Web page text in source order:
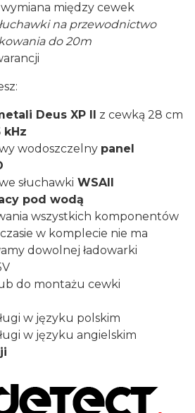
wymiana między cewek
na przewodnictwo
do 20m
Deus XP II z cewką 28 cm
kHz
wodoszczelny panel
słuchawki WSAII
pod wodą
wszystkich komponentów
w komplecie nie ma
dowolnej ładowarki
do montażu cewki
w języku polskim
w języku angielskim